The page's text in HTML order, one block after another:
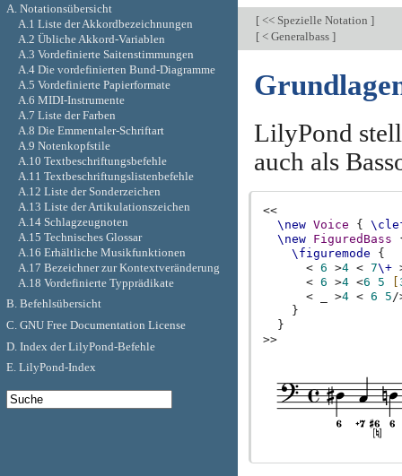
[<< Spezielle Notation ]
[< Generalbass ]
LilyPond
auch als
<<
\new Voice {
\new FiguredBass
\figuremode
{
< 6 >4 < 7\+
< 6 >4 <6 5 [
<
>4 < 6 5/
}
}
>>
A. Notationsübersicht
A.1 Liste der Akkordbezeichnungen
A.2 Übliche Akkord-Variablen
A.3 Vordefinierte Saitenstimmungen
A.4 Die vordefinierten Bund-Diagramme
A.5 Vordefinierte Papierformate
A.6 MIDI-Instrumente
A.7 Liste der Farben
A.8 Die Emmentaler-Schriftart
A.9 Notenkopfstile
A.10 Textbeschriftungsbefehle
A.11 Textbeschriftungslistenbefehle
A.12 Liste der Sonderzeichen
A.13 Liste der Artikulationszeichen
A.14 Schlagzeugnoten
A.15 Technisches Glossar
A.16 Erhältliche Musikfunktionen
A.17 Bezeichner zur Kontextveränderung
A.18 Vordefinierte Typprädikate
B. Befehlsübersicht
C. GNU Free Documentation License
D. Index der LilyPond-Befehle
E. LilyPond-Index